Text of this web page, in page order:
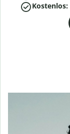
Kostenlos: